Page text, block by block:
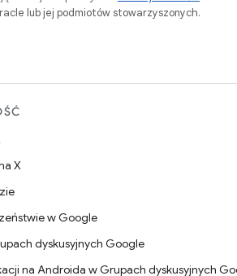
lub jej podmiotów stowarzyszonych.
X
w Google
dyskusyjnych Google
na Androida w Grupach dyskusyjnych